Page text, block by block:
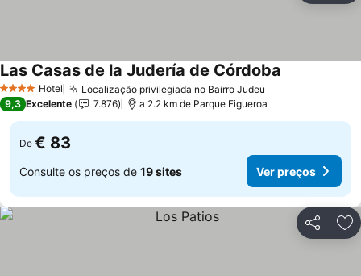
4 EstrelasHotel Localização privilegiada no Bairro Judeu
Las Casas de la Judería de Córdoba
9,3 Excelente 7.876 a 2.2 km de Parque Figueroa
De € 83
Consulte os preços de 19 sites Ver preços
Partilhar